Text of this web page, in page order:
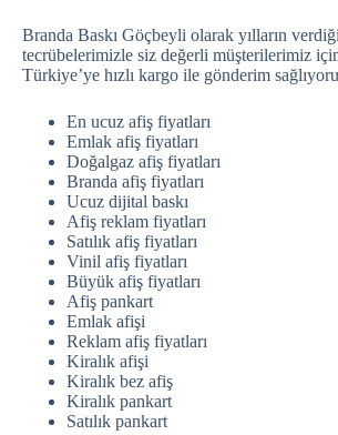
Branda Baskı Göçbeyli olarak yılların
tecrübelerimizle siz değerli müşterilerimiz
Türkiye’ye hızlı kargo ile gönderim
En ucuz afiş fiyatları
Emlak afiş fiyatları
Doğalgaz afiş fiyatları
Branda afiş fiyatları
Ucuz dijital baskı
Afiş reklam fiyatları
Satılık afiş fiyatları
Vinil afiş fiyatları
Büyük afiş fiyatları
Afiş pankart
Emlak afişi
Reklam afiş fiyatları
Kiralık afişi
Kiralık bez afiş
Kiralık pankart
Satılık pankart